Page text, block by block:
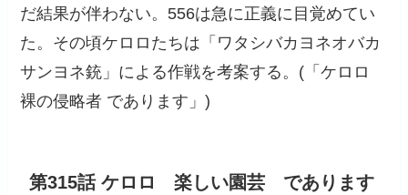
だ結果が伴わない。556は急に正義に目覚めてい
た。その頃ケロロたちは「ワタシバカヨネオバカ
サンヨネ銃」による作戦を考案する。(「ケロロ
裸の侵略者 であります」)
第315話 ケロロ 楽しい園芸 であります